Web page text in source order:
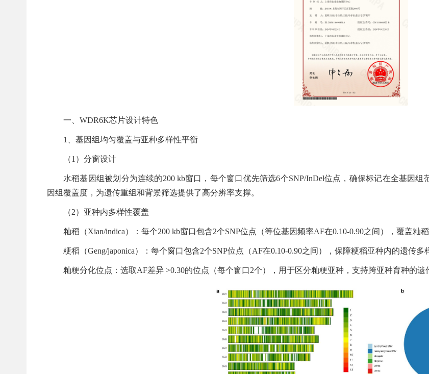
一、WDR6K芯片设计特色
1、基因组均匀覆盖与亚种多样性平衡
（1）分窗设计
水稻基因组被划分为连续的200 kb窗口，每个窗口优先筛选6个SNP/InDel位点，确保标记在全基因
因组覆盖度，为遗传重组和背景筛选提供了高分辨率支撑。
（2）亚种内多样性覆盖
籼稻（Xian/indica）：每个200 kb窗口包含2个SNP位点（等位基因频率AF在0.10-0.90之间），覆盖籼
粳稻（Geng/japonica）：每个窗口包含2个SNP位点（AF在0.10-0.90之间），保障粳稻亚种内的遗传多
籼粳分化位点：选取AF差异 >0.30的位点（每个窗口2个），用于区分籼粳亚种，支持跨亚种育种的遗